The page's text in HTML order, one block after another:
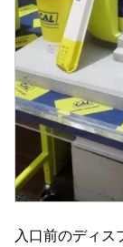
入口前のディス